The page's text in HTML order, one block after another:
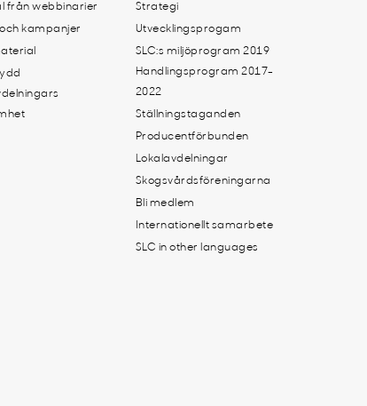
från webbinarier
kampanjer
Strategi
Utvecklingsprogam
SLC:s miljöprogram 2019
Handlingsprogram 2017-
2022
Ställningstaganden
Producentförbunden
Lokalavdelningar
Skogsvårdsföreningarna
Bli medlem
Internationellt samarbete
SLC in other languages